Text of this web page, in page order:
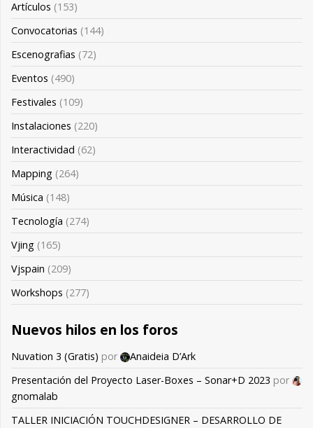
Artículos (153)
Convocatorias (144)
Escenografias (72)
Eventos (490)
Festivales (109)
Instalaciones (220)
Interactividad (62)
Mapping (264)
Música (148)
Tecnología (274)
Vjing (165)
Vjspain (209)
Workshops (277)
Nuevos hilos en los foros
Nuvation 3 (Gratis) por
Anaideia D’Ark
Presentación del Proyecto Laser-Boxes – Sonar+D 2023 por
gnomalab
TALLER INICIACIÓN TOUCHDESIGNER – DESARROLLO DE